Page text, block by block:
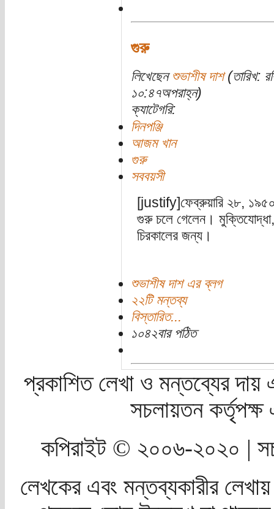
গুরু
লিখেছেন শুভাশীষ দাশ(তারিখ:
১০:৪৭অপরাহ্ন)
ক্যাটেগরি:
দিনপঞ্জি
আজম খান
গুরু
সববয়সী
[justify]ফেব্রুয়ারি ২৮,
গুরু চলে গেলেন। মুক্তিযোদ্ধা,
চিরকালের জন্য।
শুভাশীষ দাশ এর ব্লগ
২২টি মন্তব্য
বিস্তারিত...
১০৪২বার পঠিত
প্রকাশিত লেখা ও মন্তব্যের দায়
সচলায়তন
কপিরাইট © ২০০৬-২০২০ |
লেখকের এবং মন্তব্যকারীর